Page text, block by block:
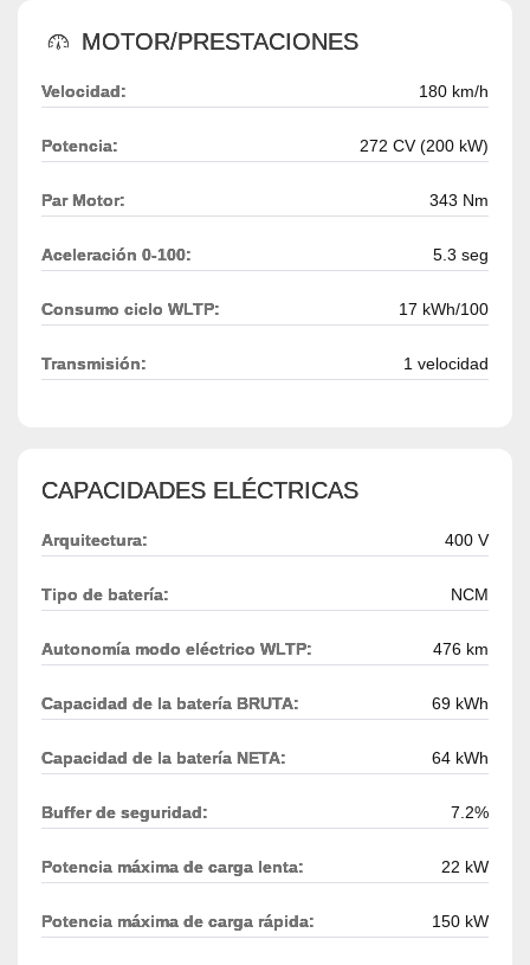
MOTOR/PRESTACIONES
Velocidad: 180 km/h
Potencia: 272 CV (200 kW)
Par Motor: 343 Nm
Aceleración 0-100: 5.3 seg
Consumo ciclo WLTP: 17 kWh/100
Transmisión: 1 velocidad
CAPACIDADES ELÉCTRICAS
Arquitectura: 400 V
Tipo de batería: NCM
Autonomía modo eléctrico WLTP: 476 km
Capacidad de la batería BRUTA: 69 kWh
Capacidad de la batería NETA: 64 kWh
Buffer de seguridad: 7.2%
Potencia máxima de carga lenta: 22 kW
Potencia máxima de carga rápida: 150 kW